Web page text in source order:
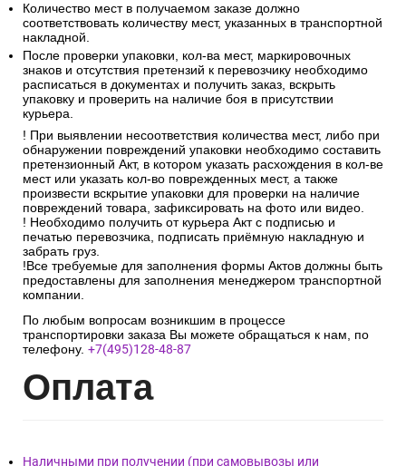
Количество мест в получаемом заказе должно
соответствовать количеству мест, указанных в транспортной
накладной.
После проверки упаковки, кол-ва мест, маркировочных
знаков и отсутствия претензий к перевозчику необходимо
расписаться в документах и получить заказ, вскрыть
упаковку и проверить на наличие боя в присутствии
курьера.
! При выявлении несоответствия количества мест, либо при
обнаружении повреждений упаковки необходимо составить
претензионный Акт, в котором указать расхождения в кол-ве
мест или указать кол-во поврежденных мест, а также
произвести вскрытие упаковки для проверки на наличие
повреждений товара, зафиксировать на фото или видео.
! Необходимо получить от курьера Акт с подписью и
печатью перевозчика, подписать приёмную накладную и
забрать груз.
!Все требуемые для заполнения формы Актов должны быть
предоставлены для заполнения менеджером транспортной
компании.
По любым вопросам возникшим в процессе
транспортировки заказа Вы можете обращаться к нам, по
телефону. +7(495)128-48-87
Оплата
Наличными при получении (при самовывозы или